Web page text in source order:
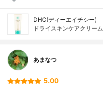
DHC(ディーエイチシー)
ドライスキンケアクリーム
あまなつ
5.00